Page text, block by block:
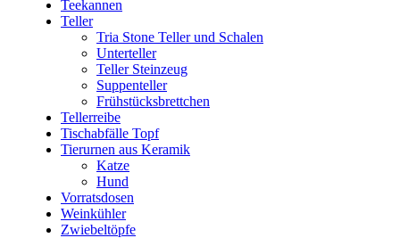
Teekannen
Teller
Tria Stone Teller und Schalen
Unterteller
Teller Steinzeug
Suppenteller
Frühstücksbrettchen
Tellerreibe
Tischabfälle Topf
Tierurnen aus Keramik
Katze
Hund
Vorratsdosen
Weinkühler
Zwiebeltöpfe